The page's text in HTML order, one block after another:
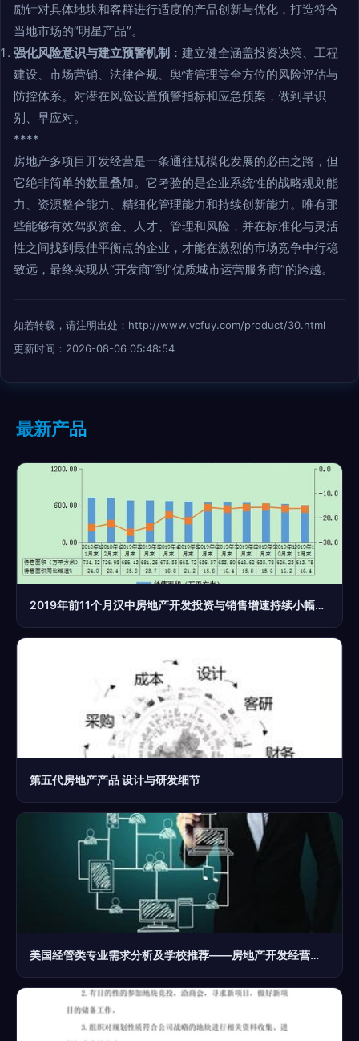
励针对具体地块和客群进行适度的产品创新与优化，打造符合
当地市场的“明星产品”。
强化风险意识与建立预警机制 ：建立健全涵盖投资决策、工程
建设、市场营销、法律合规、舆情管理等全方位的风险评估与
防控体系。对潜在风险设置预警指标和应急预案，做到早识
别、早应对。
****
房地产多项目开发经营是一条通往规模化发展的必由之路，但
它绝非简单的数量叠加。它考验的是企业系统性的战略规划能
力、资源整合能力、精细化管理能力和持续创新能力。唯有那
些能够有效驾驭资金、人才、管理和风险，并在标准化与灵活
性之间找到最佳平衡点的企业，才能在激烈的市场竞争中行稳
致远，最终实现从“开发商”到“优质城市运营服务商”的跨越。
如若转载，请注明出处：http://www.vcfuy.com/product/30.html
更新时间：2026-08-06 05:48:54
最新产品
2019年前11个月汉中房地产开发投资与销售增速持续小幅回升，行业稳定发展前景可期
第五代房地产产品 设计与研发细节
美国经管类专业需求分析及学校推荐——房地产开发经营方向